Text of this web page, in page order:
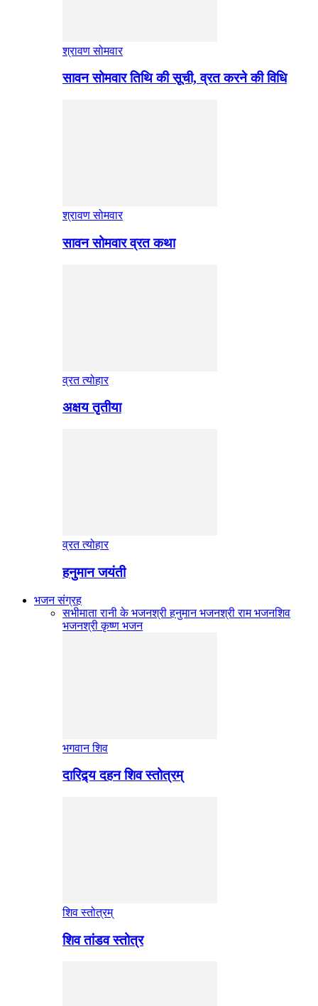
श्रावण सोमवार
सावन सोमवार तिथि की सूची, व्रत करने की विधि
श्रावण सोमवार
सावन सोमवार व्रत कथा
व्रत त्योहार
अक्षय तृतीया
व्रत त्योहार
हनुमान जयंती
भजन संग्रह
सभीमाता रानी के भजनश्री हनुमान भजनश्री राम भजनशिव
भजनश्री कृष्ण भजन
भगवान शिव
दारिद्र्य दहन शिव स्तोत्रम्
शिव स्तोत्रम्
शिव तांडव स्तोत्र